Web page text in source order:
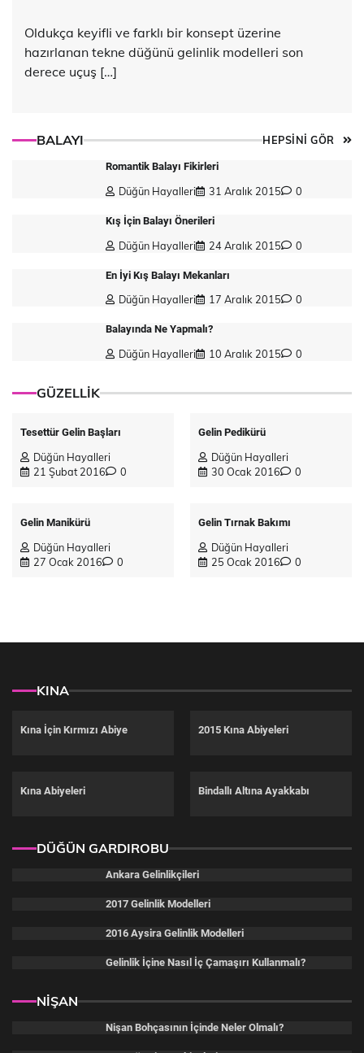
Oldukça keyifli ve farklı bir konsept üzerine
hazırlanan tekne düğünü gelinlik modelleri son
derece uçuş […]
BALAYI HEPSİNİ GÖR
Romantik Balayı Fikirleri
Düğün Hayalleri 31 Aralık 2015 0
Kış İçin Balayı Önerileri
Düğün Hayalleri 24 Aralık 2015 0
En İyi Kış Balayı Mekanları
Düğün Hayalleri 17 Aralık 2015 0
Balayında Ne Yapmalı?
Düğün Hayalleri 10 Aralık 2015 0
GÜZELLİK
Tesettür Gelin Başları
Düğün Hayalleri
21 Şubat 2016
0
Gelin Pedikürü
Düğün Hayalleri
30 Ocak 2016
0
Gelin Manikürü
Düğün Hayalleri
27 Ocak 2016
0
Gelin Tırnak Bakımı
Düğün Hayalleri
25 Ocak 2016
0
KINA
Kına İçin Kırmızı Abiye 2015 Kına Abiyeleri
Kına Abiyeleri Bindallı Altına Ayakkabı
DÜĞÜN GARDIROBU
Ankara Gelinlikçileri
2017 Gelinlik Modelleri
2016 Aysira Gelinlik Modelleri
Gelinlik İçine Nasıl İç Çamaşırı Kullanmalı?
NİŞAN
Nişan Bohçasının İçinde Neler Olmalı?